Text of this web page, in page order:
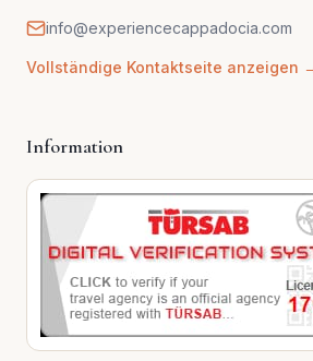
info@experiencecappadocia.com
Vollständige Kontaktseite anzeigen
Information